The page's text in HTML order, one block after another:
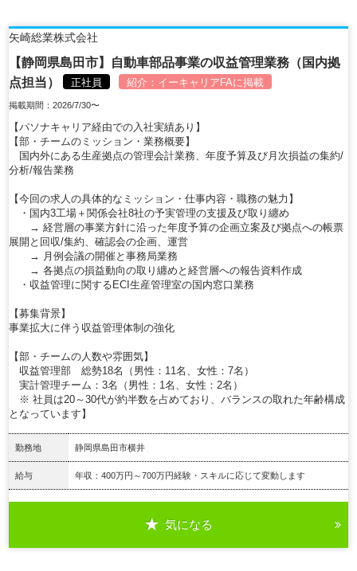
矢崎総業株式会社
【静岡県島田市】自動車部品事業の収益管理業務（国内拠
点担当）
正社員 紹介： イーキャリアFAに掲載
掲載期間：2026/7/30〜
【パソナキャリア経由での入社実績あり】
【部・チームのミッション・業務概要】
国内外にある生産拠点の管理会計業務、年度予算及び月次損益の集約/
分析/報告業務
【今回の求人の具体的なミッション・仕事内容・職務の魅力】
・国内3工場＋関係会社8社の予実管理の支援及び取り纏め
→ 経営層の事業方針に沿った年度予算の企画立案及び拠点への帳票
展開と回収/集約、確認会の企画、運営
→ 月例会議の開催と事務局業務
→ 各拠点の損益動向の取り纏めと経営層への報告資料作成
・収益管理に関するECI生産管理室の国内窓口業務
【募集背景】
事業拡大に伴う収益管理体制の強化
【部・チームの人数や雰囲気】
収益管理部 総勢18名（男性：11名、女性：7名）
実計管理チーム：3名（男性：1名、女性：2名）
※ 社員は20～30代が約半数を占めており、バランスの取れた年齢構成
となっています】
勤務地 静岡県島田市横井
給与 年収：400万円～700万円経験・スキルに応じて変動します
気になる